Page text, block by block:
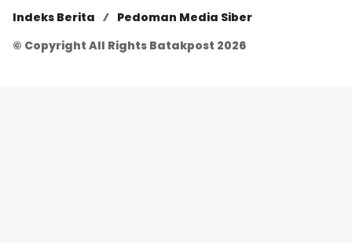
Indeks Berita
Pedoman Media Siber
© Copyright All Rights Batakpost 2026